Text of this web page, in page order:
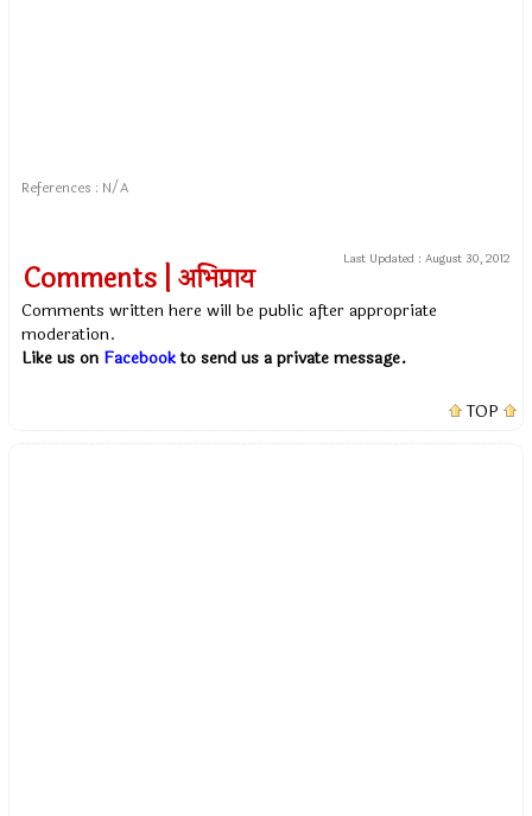
References : N/A
Last Updated : August 30, 2012
Comments | अभिप्राय
Comments written here will be public after appropriate
moderation.
Like us on Facebookto send us a private message.
TOP